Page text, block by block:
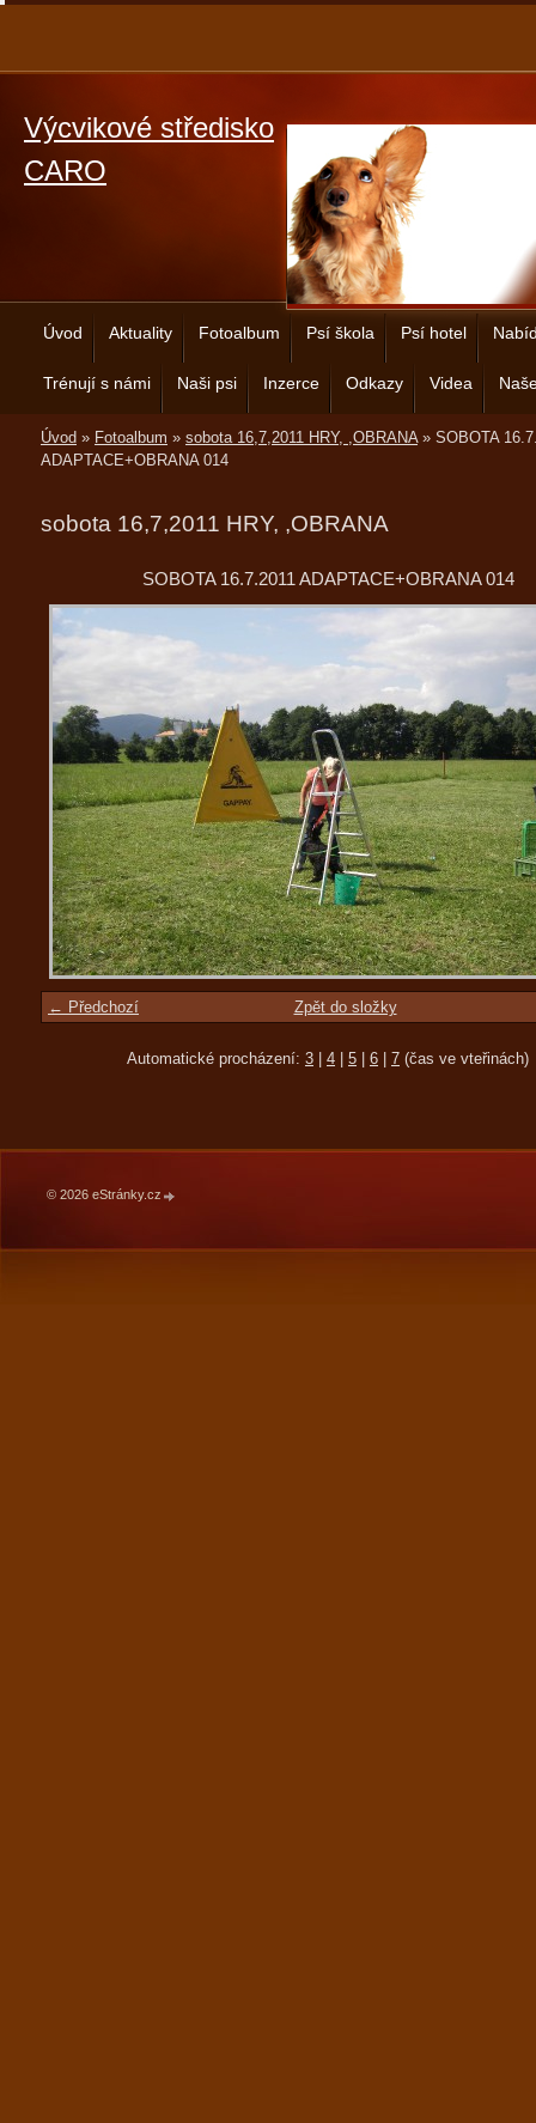
Výcvikové středisko
CARO
Úvod Aktuality Fotoalbum Psí škola Psí hotel
Trénují s námi Naši psi Inzerce Odkazy Videa
Úvod » Fotoalbum » sobota 16,7,2011 HRY, ,OBRANA» SOBOTA
ADAPTACE+OBRANA 014
sobota 16,7,2011 HRY, ,OBRANA
SOBOTA 16.7.2011 ADAPTACE+OBRANA 014
← Předchozí Zpět do složky
Automatické procházení: 3 4 5 6 7 (čas ve vteřinách)
© 2026 eStránky.cz